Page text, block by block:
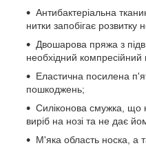
Антибактеріальна
нитки запобігає розвитку
Двошарова пряжа з
необхідний компресійний
Еластична посилена
пошкоджень;
Силіконова смужка, що
виріб на нозі та не дає
М'яка область носка, а